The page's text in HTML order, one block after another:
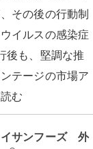
その後の行動制
イルスの感染症
後も、堅調な推
テージの市場ア
む
イサンフーズ 外